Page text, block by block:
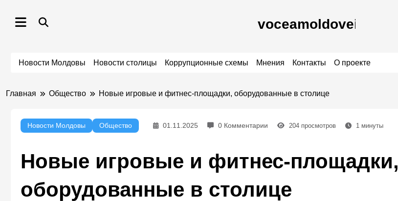
содержимому
Новости Молдовы Новости столицы Коррупционные схемы Мнения Контакты О проекте
Главная Общество Новые игровые и фитнес-площадки, оборудованные в столице
Новости Молдовы Общество 01.11.2025 0 Комментарии 204 просмотров 1 минуты
Новые игровые и фитнес-площадки,
оборудованные в столице